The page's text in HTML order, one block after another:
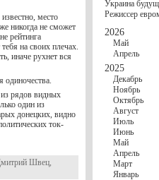
место
никогда не сможет
рейтинга
на своих плечах.
иначе рухнет вся
одиночества.
рядов видных
один из
донецких, видно
ток-
Швец,
10 Ноября
особом статусе
03 Ноября
Украина
Режиссер
2026
Май
Апрель
2025
Декабрь
Ноябрь
Октябрь
Август
Июль
Июнь
Май
Апрель
Март
Январь